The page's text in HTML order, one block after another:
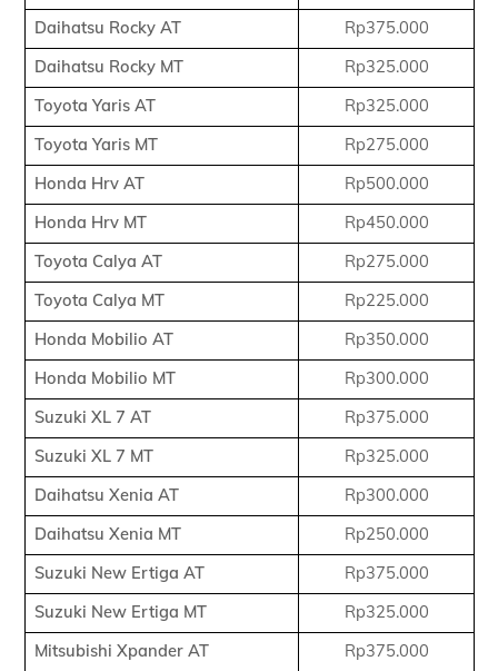
Daihatsu Rocky AT
Rp375.000
Daihatsu Rocky MT
Rp325.000
Toyota Yaris AT
Rp325.000
Toyota Yaris MT
Rp275.000
Honda Hrv AT
Rp500.000
Honda Hrv MT
Rp450.000
Toyota Calya AT
Rp275.000
Toyota Calya MT
Rp225.000
Honda Mobilio AT
Rp350.000
Honda Mobilio MT
Rp300.000
Suzuki XL 7 AT
Rp375.000
Suzuki XL 7 MT
Rp325.000
Daihatsu Xenia AT
Rp300.000
Daihatsu Xenia MT
Rp250.000
Suzuki New Ertiga AT
Rp375.000
Suzuki New Ertiga MT
Rp325.000
Mitsubishi Xpander AT
Rp375.000